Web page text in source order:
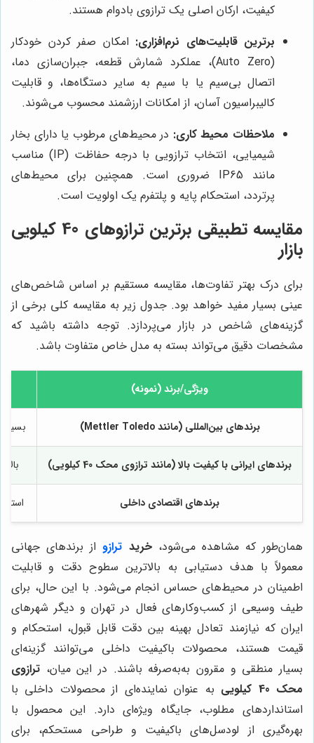
کیفیت، ارکان اصلی یک ترازوی بادوام هستند.
برترین قابلیت‌های نرم‌افزاری: امکان صفر کردن خودکار
(Auto Zero)، عملکرد شمارش قطعه، جبران‌سازی دما،
اتصال بی‌سیم یا با سیم به سایر دستگاه‌ها، و قابلیت
کالیبراسیون آسان، از امکانات ارزشمند محسوب می‌شوند.
ملاحظات محیط کاری: در محیط‌های مرطوب یا دارای بخار
شیمیایی، انتخاب ترازویی با درجه حفاظت (IP) مناسب
مانند IP65 ضروری است. همچنین برای محیط‌های
پرتردد، استحکام پایه و پلتفرم یک اولویت است.
مقایسه تطبیقی برترین ترازوهای 40 کیلویی
بازار
برای درک بهتر تفاوت‌ها، مقایسه مستقیم بر اساس شاخص‌های
عینی بسیار مفید خواهد بود. جدول زیر به مقایسه کلی برخی از
گزینه‌های شاخص در بازار می‌پردازد. توجه داشته باشید که
مشخصات دقیق می‌تواند بسته به مدل خاص متفاوت باشد.
ویژگی/برند (نمونه)
برندهای بین‌المللی (مانند Mettler Toledo) بسیار
برندهای ایرانی با کیفیت بالا (مانند ترازوی محک 40 کیلویی) بالا
برندهای اقتصادی داخلی
همان‌طور که مشاهده می‌شود، خرید ترازو از برندهای جهانی
معمولاً با هدف دستیابی به بالاترین سطوح دقت و قابلیت
اطمینان در محیط‌های حساس انجام می‌شود. با این حال، برای
طیف وسیعی از کسب‌وکارهای فعال در تهران و دیگر شهرهای
ایران که نیازمند تعادل بهینه بین دقت قابل قبول، استحکام و
قیمت هستند، محصولات باکیفیت داخلی می‌توانند گزینه‌ای
بسیار منطقی و مقرون به‌به‌صرفه باشند. در این میان، ترازوی
محک 40 کیلویی
به عنوان نماینده‌ای از محصولات داخلی با
استانداردهای مطلوب، جایگاه ویژه‌ای دارد. این محصول با
بهره‌گیری از لودسل‌های باکیفیت و طراحی مستحکم، برای